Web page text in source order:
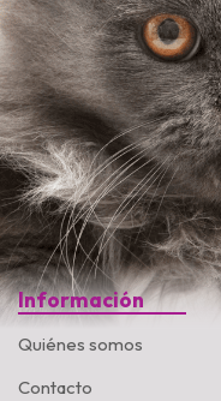
Información
Quiénes somos
Contacto